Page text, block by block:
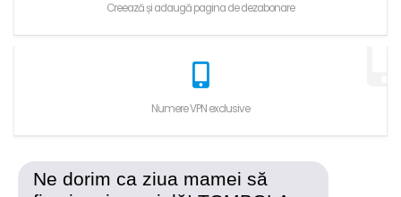
Creează și adaugă pagina de dezabonare
Numere VPN exclusive